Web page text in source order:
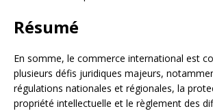
Résumé
En somme, le commerce international est
plusieurs défis juridiques majeurs,
régulations nationales et régionales, la
propriété intellectuelle et le règlement des